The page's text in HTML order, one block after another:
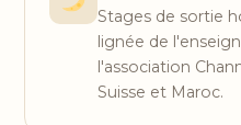
Stages de sortie
lignée de
l'association
Suisse et Maroc.